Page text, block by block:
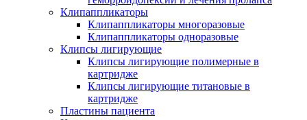
Клипаппликаторы
Клипаппликаторы многоразовые
Клипаппликаторы одноразовые
Клипсы лигирующие
Клипсы лигирующие полимерные в
картридже
Клипсы лигирующие титановые в
картридже
Пластины пациента